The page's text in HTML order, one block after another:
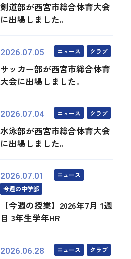
剣道部が西宮市総合体育大会
に出場しました。
2026.07.05 ニュース クラブ
サッカー部が西宮市総合体育
大会に出場しました。
2026.07.04 ニュース クラブ
水泳部が西宮市総合体育大会
に出場しました。
2026.07.01
ニュース
今週の中学部
【今週の授業】2026年7月 1週
目 3年生学年HR
2026.06.28 ニュース クラブ